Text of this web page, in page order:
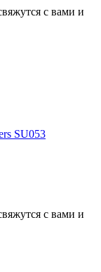
с вами и
SU053
с вами и